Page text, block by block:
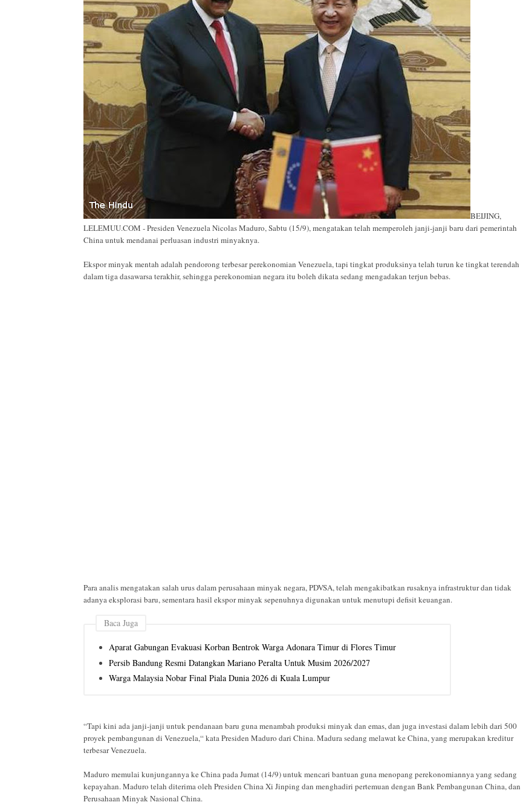
BEIJING,
LELEMUU.COM - Presiden Venezuela Nicolas Maduro, Sabtu (15/9), mengatakan telah memperoleh janji-janji baru dari pemerintah
China untuk mendanai perluasan industri minyaknya.
Ekspor minyak mentah adalah pendorong terbesar perekonomian Venezuela, tapi tingkat produksinya telah turun ke tingkat terendah
dalam tiga dasawarsa terakhir, sehingga perekonomian negara itu boleh dikata sedang mengadakan terjun bebas.
Para analis mengatakan salah urus dalam perusahaan minyak negara, PDVSA, telah mengakibatkan rusaknya infrastruktur dan tidak
adanya eksplorasi baru, sementara hasil ekspor minyak sepenuhnya digunakan untuk menutupi defisit keuangan.
Baca Juga
Aparat Gabungan Evakuasi Korban Bentrok Warga Adonara Timur di Flores Timur
Persib Bandung Resmi Datangkan Mariano Peralta Untuk Musim 2026/2027
Warga Malaysia Nobar Final Piala Dunia 2026 di Kuala Lumpur
“Tapi kini ada janji-janji untuk pendanaan baru guna menambah produksi minyak dan emas, dan juga investasi dalam lebih dari 500
proyek pembangunan di Venezuela,“ kata Presiden Maduro dari China. Madura sedang melawat ke China, yang merupakan kreditur
terbesar Venezuela.
Maduro memulai kunjungannya ke China pada Jumat (14/9) untuk mencari bantuan guna menopang perekonomiannya yang sedang
kepayahan. Maduro telah diterima oleh Presiden China Xi Jinping dan menghadiri pertemuan dengan Bank Pembangunan China, dan
Perusahaan Minyak Nasional China.